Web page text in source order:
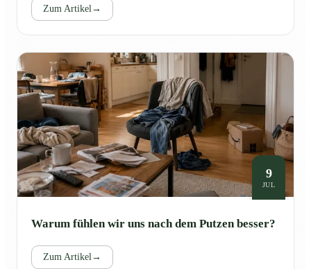
Zum Artikel→
9
JUL
Warum fühlen wir uns nach dem Putzen besser?
Zum Artikel→